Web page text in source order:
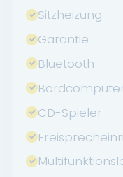
Sitzheizung
Garantie
Bluetooth
CD-Spieler